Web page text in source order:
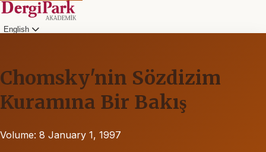
English
Chomsky'nin Sözdizim
Kuramına Bir Bakış
Volume: 8 January 1, 1997